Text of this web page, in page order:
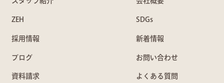
ZEH SDGs
採用情報 新着情報
ブログ お問い合わせ
資料請求 よくある質問